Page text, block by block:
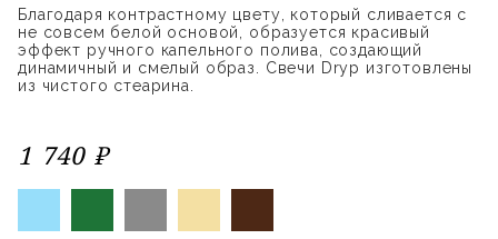
Благодаря контрастному цвету, который сливается с
не совсем белой основой, образуется красивый
эффект ручного капельного полива, создающий
динамичный и смелый образ. Свечи Dryp изготовлены
из чистого стеарина.
1 740 ₽